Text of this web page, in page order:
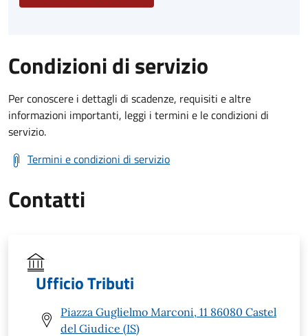
Condizioni di servizio
Per conoscere i dettagli di scadenze, requisiti e altre
informazioni importanti, leggi i termini e le condizioni di
servizio.
Termini e condizioni di servizio
Contatti
Ufficio Tributi
Piazza Guglielmo Marconi, 11 86080 Castel
del Giudice (IS)